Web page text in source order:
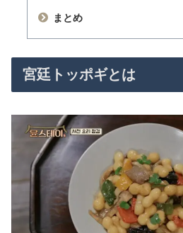
まとめ
宮廷トッポギとは